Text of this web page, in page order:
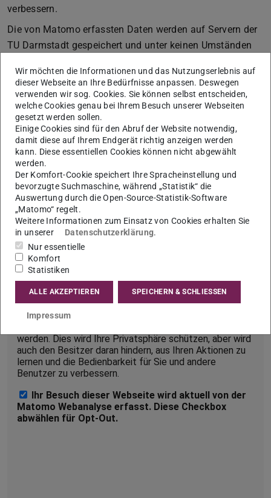
verbessern.
Die von Matomo erfassten Daten werden auf Servern der
TU Darmstadt gespeichert und unter keinen Umständen
der Verarbeitung und vor der Speicherung anonymisiert,
die letzten beiden Tupel der IP-Adresse werden nicht
gespeichert. Matomo verwendet zur Analyse der
Benutzung der Webseiten sog. „Cookies“, Textdateien, die
auf Ihrem Computer gespeichert werden. Durch
entsprechende Einstellungen in der Browser-Software
lässt sich die Speicherung von Cookies unterbinden.
Sofern Ihr Browser die „Do-Not-Track“-Technik unterstützt
und Sie diese aktiviert haben, wird ihr Besuch
automatisch ignoriert.
Nur auf Seiten, auf denen in der Fußzeile (Footer) der Link
„Webseitenanalyse“ zu sehen ist, werden von Matomo
Nutzungsdaten erfasst.
Wir möchten die Informationen und das Nutzungserlebnis auf
dieser Webseite an Ihre Bedürfnisse anpassen. Deswegen
verwenden wir sog. Cookies. Sie können selbst entscheiden,
welche Cookies genau bei Ihrem Besuch unserer Webseiten
gesetzt werden sollen.
Einige Cookies sind für den Abruf der Website notwendig,
damit diese auf Ihrem Endgerät richtig anzeigen werden
kann. Diese essentiellen Cookies können nicht abgewählt
werden.
Der Komfort-Cookie speichert Ihre Spracheinstellung und
bevorzugte Suchmaschine, während „Statistik“ die
Auswertung durch die Open-Source-Statistik-Software
„Matomo“ regelt.
Weitere Informationen zum Einsatz von Cookies erhalten Sie
in unserer
Datenschutzerklärung.
Nur essentielle
Komfort
Statistiken
ALLE AKZEPTIEREN SPEICHERN & SCHLIESSEN
Impressum